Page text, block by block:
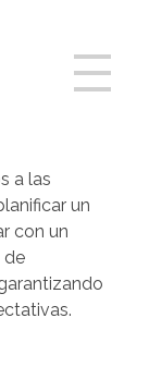
a las
un
con un
de